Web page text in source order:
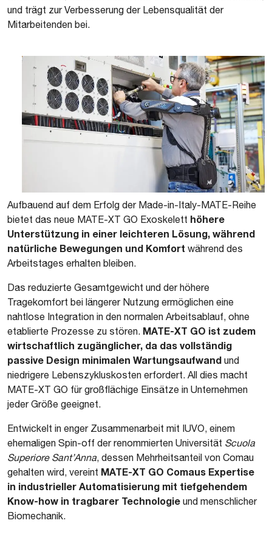
und trägt zur Verbesserung der Lebensqualität der
Mitarbeitenden bei.
Aufbauend auf dem Erfolg der Made-in-Italy-MATE-Reihe
bietet das neue MATE-XT GO Exoskelett höhere
Unterstützung in einer leichteren Lösung, während
natürliche Bewegungen und Komfort während des
Arbeitstages erhalten bleiben.
Das reduzierte Gesamtgewicht und der höhere
Tragekomfort bei längerer Nutzung ermöglichen eine
nahtlose Integration in den normalen Arbeitsablauf, ohne
etablierte Prozesse zu stören. MATE-XT GO ist zudem
wirtschaftlich zugänglicher, da das vollständig
passive Design minimalen Wartungsaufwand und
niedrigere Lebenszykluskosten erfordert. All dies macht
MATE-XT GO für großflächige Einsätze in Unternehmen
jeder Größe geeignet.
Entwickelt in enger Zusammenarbeit mit IUVO, einem
ehemaligen Spin-off der renommierten Universität Scuola
Superiore Sant’Anna, dessen Mehrheitsanteil von Comau
gehalten wird, vereint MATE-XT GO Comaus Expertise
in industrieller Automatisierung mit tiefgehendem
Know-how in tragbarer Technologie und menschlicher
Biomechanik.